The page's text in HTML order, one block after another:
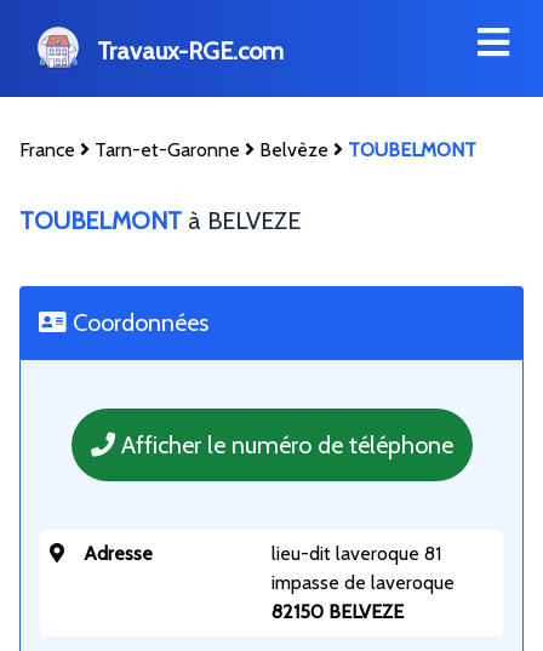
Travaux-RGE.com
France Tarn-et-Garonne Belvèze TOUBELMONT
TOUBELMONT à BELVEZE
Coordonnées
Afficher le numéro de téléphone
Adresse
lieu-dit laveroque 81
impasse de laveroque
82150 BELVEZE